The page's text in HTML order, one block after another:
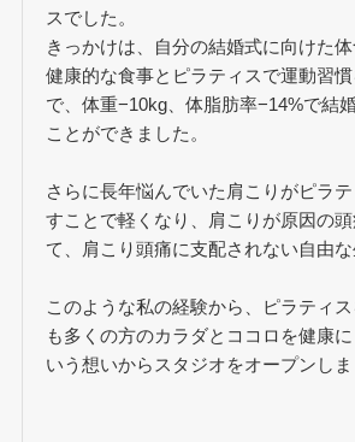
スでした。
きっかけは、自分の結婚式に向けた体
健康的な食事とピラティスで運動習
で、体重−10kg、体脂肪率−14%で結
ことができました。
さらに長年悩んでいた肩こりがピラ
すことで軽くなり、肩こりが原因の
て、肩こり頭痛に支配されない自由な
このような私の経験から、ピラティ
も多くの方のカラダとココロを健康
いう想いからスタジオをオープンしま